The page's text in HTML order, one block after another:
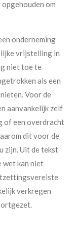
om
onderneming
vrijstelling in
niet toe te
als een
Voor de
aanvankelijk zelf
of een overdracht
dit voor de
zijn. Uit de tekst
wet kan niet
verkregen